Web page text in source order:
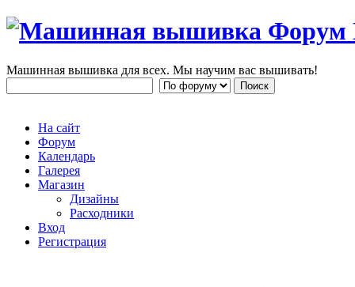
Машинная вышивка для всех. Мы научим вас вышивать!
На сайт
Форум
Календарь
Галерея
Магазин
Дизайны
Расходники
Вход
Регистрация